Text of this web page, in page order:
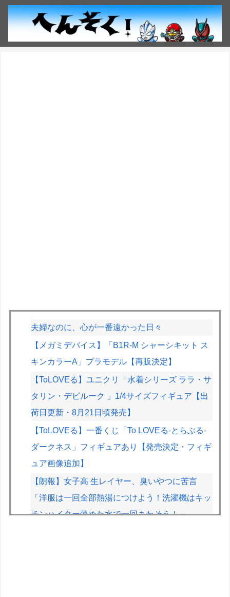
夫婦なのに、心が一番遠かった日々
【メガミデバイス】「B1R-M シャーシキット ス
キンカラーA」プラモデル【再販決定】
【ToLOVEる】ユニクリ「水着シリーズ ララ・サ
タリン・デビルーク 」1/4サイズフィギュア【出
荷日更新・8月21日頃発売】
【ToLOVEる】一番くじ「To LOVEる-とらぶる-
ダークネス」フィギュアあり【発売決定・フィギ
ュア画像追加】
【朗報】女子高 生レイヤー、臭いやつに苦言
「洋服は一回全部熱湯につけよう！洗濯機はキッ
チンハイター薄めた水で一回まわそう！」